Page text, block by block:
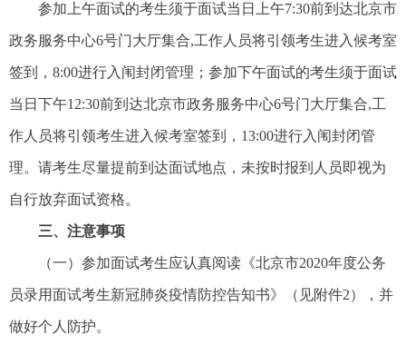
参加上午面试的考生须于面试当日上午7:30前到达北京市
政务服务中心6号门大厅集合,工作人员将引领考生进入候考室
签到，8:00进行入闱封闭管理；参加下午面试的考生须于面试
当日下午12:30前到达北京市政务服务中心6号门大厅集合,工
作人员将引领考生进入候考室签到，13:00进行入闱封闭管
理。请考生尽量提前到达面试地点，未按时报到人员即视为
自行放弃面试资格。
三、注意事项
（一）参加面试考生应认真阅读《北京市2020年度公务
员录用面试考生新冠肺炎疫情防控告知书》（见附件2），并
做好个人防护。